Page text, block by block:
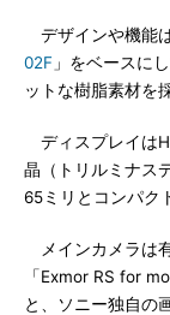
デザインや機能
02F 」をベースに
ットな樹脂素材を
ディスプレイは
晶（トリルミナス
65ミリとコンパク
メインカメラは
「Exmor RS for
と、ソニー独自の